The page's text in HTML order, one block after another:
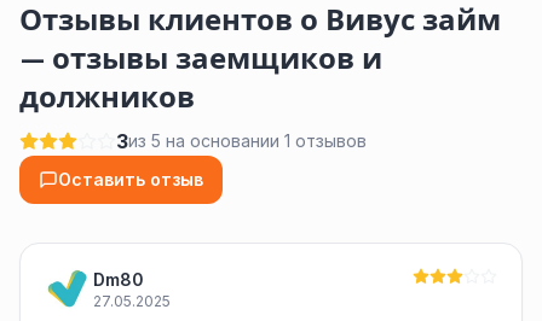
Отзывы клиентов о Вивус займ
— отзывы заемщиков и
должников
3из 5 на основании 1 отзывов
Оставить отзыв
Dm80
27.05.2025